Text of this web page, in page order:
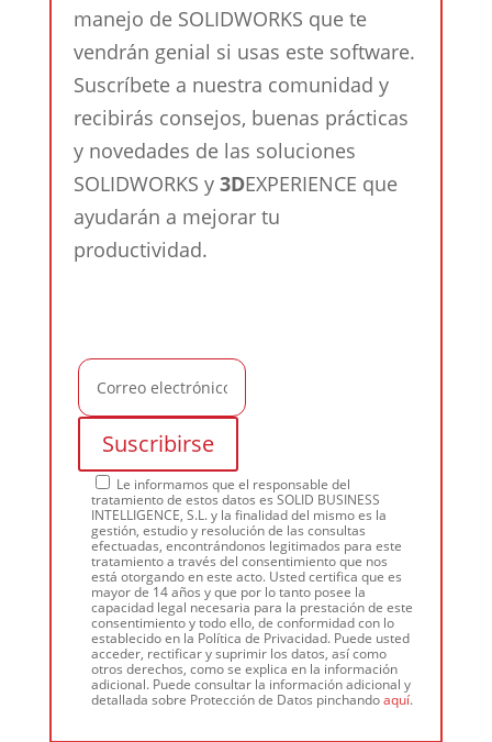
manejo de SOLIDWORKS que te
vendrán genial si usas este software.
Suscríbete a nuestra comunidad y
recibirás consejos, buenas prácticas
y novedades de las soluciones
SOLIDWORKS y3DEXPERIENCE que
ayudarán a mejorar tu
productividad.
Le informamos que el responsable del
tratamiento de estos datos es SOLID BUSINESS
INTELLIGENCE, S.L. y la finalidad del mismo es la
gestión, estudio y resolución de las consultas
efectuadas, encontrándonos legitimados para este
tratamiento a través del consentimiento que nos
está otorgando en este acto. Usted certifica que es
mayor de 14 años y que por lo tanto posee la
capacidad legal necesaria para la prestación de este
consentimiento y todo ello, de conformidad con lo
establecido en la Política de Privacidad. Puede usted
acceder, rectificar y suprimir los datos, así como
otros derechos, como se explica en la información
adicional. Puede consultar la información adicional y
detallada sobre Protección de Datos pinchandoaquí.